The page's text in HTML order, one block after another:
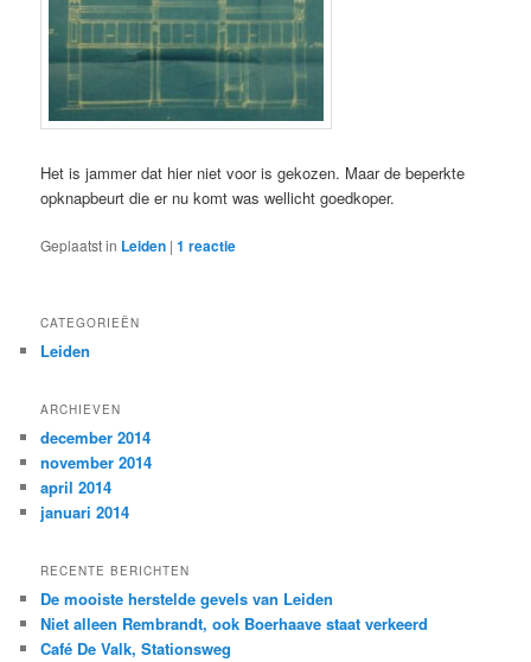
Het is jammer dat hier niet voor is gekozen. Maar de beperkte
opknapbeurt die er nu komt was wellicht goedkoper.
Geplaatst in Leiden |1 reactie
CATEGORIEËN
Leiden
ARCHIEVEN
december 2014
november 2014
april 2014
januari 2014
RECENTE BERICHTEN
De mooiste herstelde gevels van Leiden
Niet alleen Rembrandt, ook Boerhaave staat verkeerd
Café De Valk, Stationsweg